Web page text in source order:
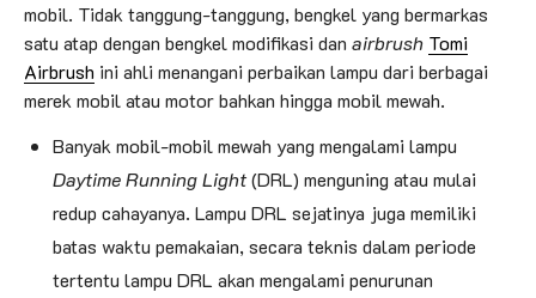
mobil. Tidak tanggung-tanggung, bengkel yang bermarkas
satu atap dengan bengkel modifikasi dan airbrush Tomi
Airbrush ini ahli menangani perbaikan lampu dari berbagai
merek mobil atau motor bahkan hingga mobil mewah.
Banyak mobil-mobil mewah yang mengalami lampu
Daytime Running Light(DRL) menguning atau mulai
redup cahayanya. Lampu DRL sejatinya juga memiliki
batas waktu pemakaian, secara teknis dalam periode
tertentu lampu DRL akan mengalami penurunan